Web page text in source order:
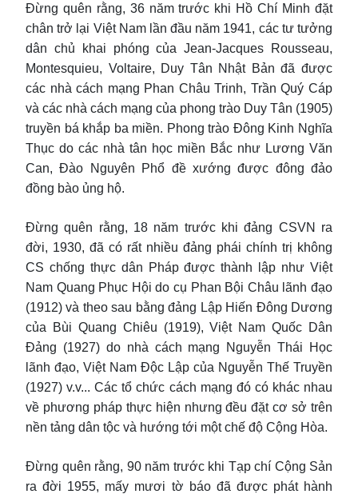
Đừng quên rằng, 36 năm trước khi Hồ Chí Minh đặt
chân trở lại Việt Nam lần đầu năm 1941, các tư tưởng
dân chủ khai phóng của Jean-Jacques Rousseau,
Montesquieu, Voltaire, Duy Tân Nhật Bản đã được
các nhà cách mạng Phan Châu Trinh, Trần Quý Cáp
và các nhà cách mạng của phong trào Duy Tân (1905)
truyền bá khắp ba miền. Phong trào Đông Kinh Nghĩa
Thục do các nhà tân học miền Bắc như Lương Văn
Can, Đào Nguyên Phổ đề xướng được đông đảo
đồng bào ủng hộ.
Đừng quên rằng, 18 năm trước khi đảng CSVN ra
đời, 1930, đã có rất nhiều đảng phái chính trị không
CS chống thực dân Pháp được thành lập như Việt
Nam Quang Phục Hội do cụ Phan Bội Châu lãnh đạo
(1912) và theo sau bằng đảng Lập Hiến Đông Dương
của Bùi Quang Chiêu (1919), Việt Nam Quốc Dân
Đảng (1927) do nhà cách mạng Nguyễn Thái Học
lãnh đạo, Việt Nam Độc Lập của Nguyễn Thế Truyền
(1927) v.v... Các tổ chức cách mạng đó có khác nhau
về phương pháp thực hiện nhưng đều đặt cơ sở trên
nền tảng dân tộc và hướng tới một chế độ Cộng Hòa.
Đừng quên rằng, 90 năm trước khi Tạp chí Cộng Sản
ra đời 1955, mấy mươi tờ báo đã được phát hành